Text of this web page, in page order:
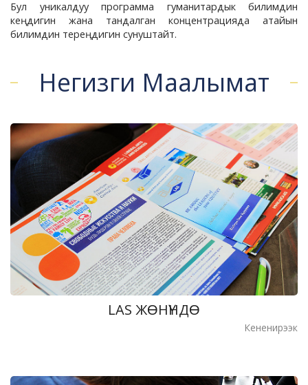
Бул уникалдуу программа гуманитардык билимдин
кеңдигин жана тандалган концентрацияда атайын
билимдин тереңдигин сунуштайт.
Негизги Маалымат
LAS ЖƟНҮНДƟ
Кененирээк